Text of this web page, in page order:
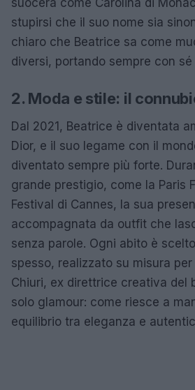
suocera come Carolina di
stupirsi che il suo nome sia
chiaro che Beatrice sa come
diversi, portando sempre con
2. Moda e stile: il
Dal 2021, Beatrice è diventata
Dior, e il suo legame con il
diventato sempre più forte.
grande prestigio, come la Paris
Festival di Cannes, la sua
accompagnata da outfit che
senza parole. Ogni abito è
spesso, realizzato su misura
Chiuri, ex direttrice creativa del
solo glamour: come riesce a
equilibrio tra eleganza e